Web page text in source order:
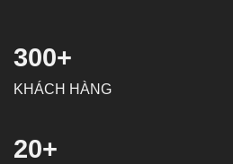
300+
KHÁCH HÀNG
20+